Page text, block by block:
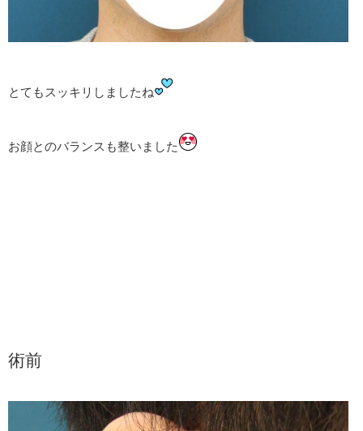
とてもスッキリしましたね
お顔とのバランスも整いました
術前